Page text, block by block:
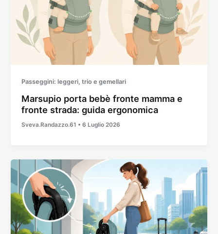
Passeggini: leggeri, trio e gemellari
Marsupio porta bebè fronte mamma e
fronte strada: guida ergonomica
Sveva.Randazzo.61 •6 Luglio 2026